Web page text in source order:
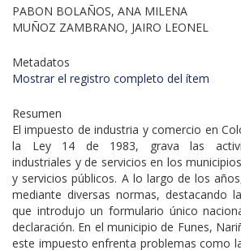
PABON BOLAÑOS, ANA MILENA
MUÑOZ ZAMBRANO, JAIRO LEONEL
Metadatos
Mostrar el registro completo del ítem
Resumen
El impuesto de industria y comercio en
la Ley 14 de 1983, grava las
industriales y de servicios en los
y servicios públicos. A lo largo de los
mediante diversas normas, destacando
que introdujo un formulario único
declaración. En el municipio de Funes,
este impuesto enfrenta problemas como